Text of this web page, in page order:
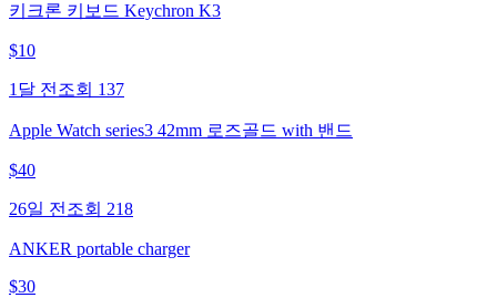
키크론 키보드 Keychron K3
$10
1달 전 조회 137
Apple Watch series3 42mm 로즈골드 with 밴드
$40
26일 전 조회 218
ANKER portable charger
$30